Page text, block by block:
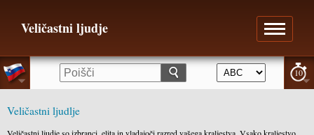
10
Veličastni ljudje
Veličastni ljudlje